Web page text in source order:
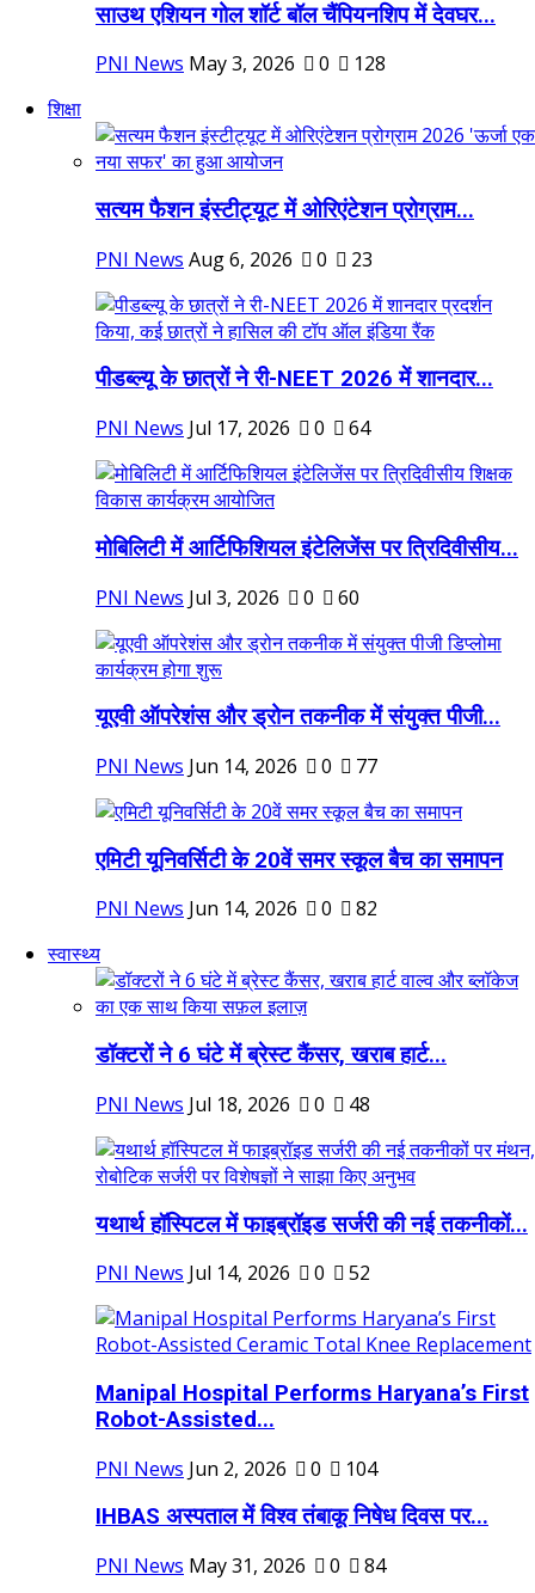
साउथ एशियन गोल शॉर्ट बॉल चैंपियनशिप में देवघर...
PNI News May 3, 2026 0
128
शिक्षा
सत्यम फैशन इंस्टीट्यूट में ओरिएंटेशन प्रोग्राम...
PNI News Aug 6, 2026 0 23
पीडब्ल्यू के छात्रों ने री-NEET 2026 में शानदार...
PNI News Jul 17, 2026 0 64
मोबिलिटी में आर्टिफिशियल इंटेलिजेंस पर त्रिदिवीसीय...
PNI News Jul 3, 2026 0 60
यूएवी ऑपरेशंस और ड्रोन तकनीक में संयुक्त पीजी...
PNI News Jun 14, 2026 0 77
एमिटी यूनिवर्सिटी के 20वें समर स्कूल बैच का समापन
PNI News Jun 14, 2026 0
82
स्वास्थ्य
डॉक्टरों ने 6 घंटे में ब्रेस्ट कैंसर, खराब हार्ट...
PNI News Jul 18, 2026 0 48
यथार्थ हॉस्पिटल में फाइब्रॉइड सर्जरी की नई तकनीकों...
PNI News Jul 14, 2026 0 52
Manipal Hospital Performs Haryana’s First
Robot-Assisted...
PNI News Jun 2, 2026 0
104
IHBAS अस्पताल में विश्व तंबाकू निषेध दिवस पर...
PNI News May 31, 2026 0 84